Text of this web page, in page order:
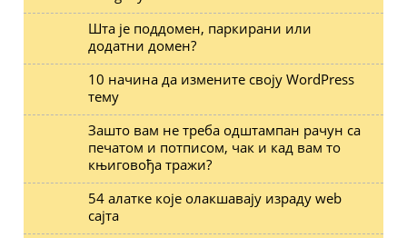
Шта је поддомен, паркирани или
додатни домен?
10 начина да измените своју WordPress
тему
Зашто вам не треба одштампан рачун са
печатом и потписом, чак и кад вам то
књиговођа тражи?
54 алатке које олакшавају израду web
сајта